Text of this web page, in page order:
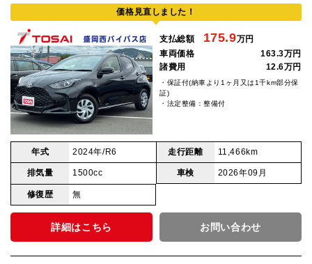
価格見直しました！
支払総額 175.9万円
車両価格
163.3万円
諸費用
12.6万円
・保証付(納車より1ヶ月又は1千km部分保
証)
・法定整備：整備付
年式 2024年/R6 走行距離 11,466km
排気量 1500cc 車検 2026年09月
修復歴 無
詳細はこちら お問い合わせ